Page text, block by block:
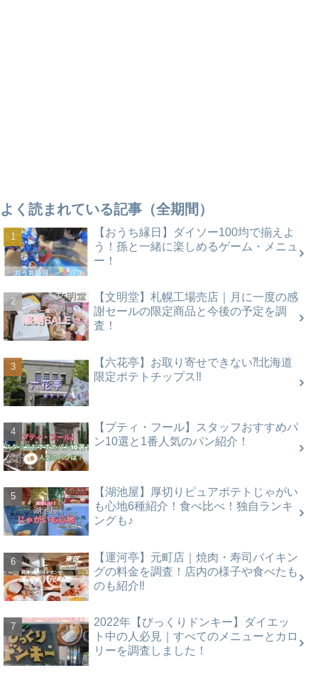
よく読まれている記事（全期間）
【おうち縁日】ダイソー100均で揃えよ
う！孫と一緒に楽しめるゲーム・メニュ
ー！
【文明堂】札幌工場売店｜月に一度の感
謝セールの限定商品と今後の予定を調
査！
【六花亭】お取り寄せできない⁈北海道
限定ポテトチップス‼
【プティ・フール】スタッフおすすめパ
ン10選と1番人気のパン紹介！
【湖池屋】厚切りピュアポテトじゃがい
も心地6種紹介！食べ比べ！独自ランキ
ングも♪
【運河亭】元町店｜焼肉・寿司バイキン
グの料金を調査！店内の様子や食べたも
のも紹介‼
2022年【びっくりドンキー】ダイエッ
ト中の人必見｜すべてのメニューとカロ
リーを調査しました！